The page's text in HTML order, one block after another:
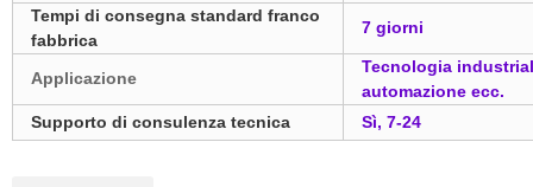
Tempi di consegna standard franco
fabbrica
7 giorni
Applicazione
Tecnologia
automazione ecc.
Supporto di consulenza tecnica
Sì, 7-24